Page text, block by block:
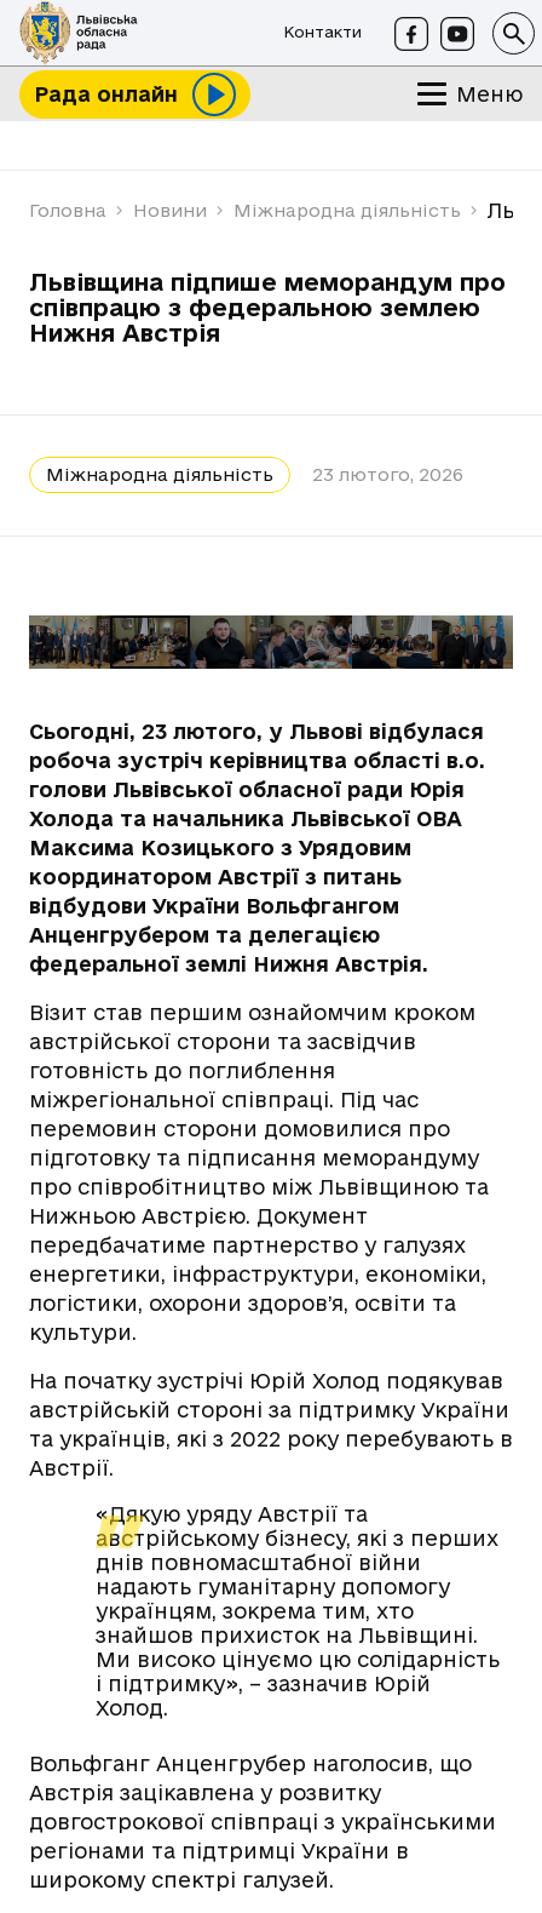
Контакти
Рада онлайн Меню
Головна Новини Міжнародна діяльність
Львівщина підпише меморандум про
співпрацю з федеральною землею
Нижня Австрія
Міжнародна діяльність 23 лютого, 2026
Сьогодні, 23 лютого, у Львові відбулася
робоча зустріч керівництва області в.о.
голови Львівської обласної ради Юрія
Холода та начальника Львівської ОВА
Максима Козицького з Урядовим
координатором Австрії з питань
відбудови України Вольфгангом
Анценгрубером та делегацією
федеральної землі Нижня Австрія.
Візит став першим ознайомчим кроком
австрійської сторони та засвідчив
готовність до поглиблення
міжрегіональної співпраці. Під час
перемовин сторони домовилися про
підготовку та підписання меморандуму
про співробітництво між Львівщиною та
Нижньою Австрією. Документ
передбачатиме партнерство у галузях
енергетики, інфраструктури, економіки,
логістики, охорони здоров’я, освіти та
культури.
На початку зустрічі Юрій Холод подякував
австрійській стороні за підтримку України
та українців, які з 2022 року перебувають в
Австрії.
«Дякую уряду Австрії та
австрійському бізнесу, які з перших
днів повномасштабної війни
надають гуманітарну допомогу
українцям, зокрема тим, хто
знайшов прихисток на Львівщині.
Ми високо цінуємо цю солідарність
і підтримку», – зазначив Юрій
Холод.
Вольфганг Анценгрубер наголосив, що
Австрія зацікавлена у розвитку
довгострокової співпраці з українськими
регіонами та підтримці України в
широкому спектрі галузей.